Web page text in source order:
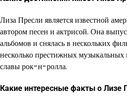
Лиза Пресли является известной
автором песен и актрисой. Она
альбомов и снялась в нескольких
несколько престижных музыкальных
славы рок-н-ролла.
Какие интересные факты о Лизе